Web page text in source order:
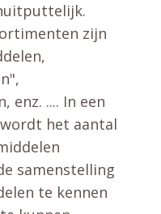
zijn
enz. .... In een
het aantal
samenstelling
te kennen